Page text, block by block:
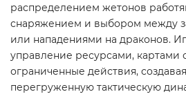
распределением жетонов
снаряжением и выбором между
или нападениями на драконов.
управление ресурсами, картами
ограниченные действия,
перегруженную тактическую